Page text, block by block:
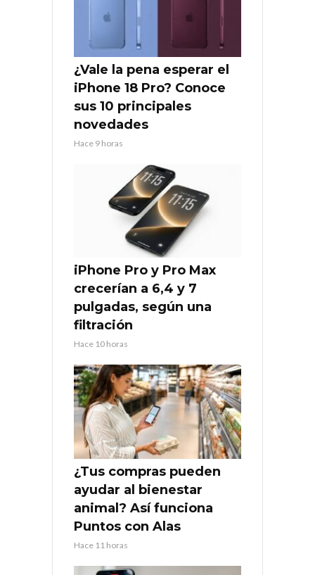
¿Vale la pena esperar el
iPhone 18 Pro? Conoce
sus 10 principales
novedades
Hace 9 horas
iPhone Pro y Pro Max
crecerían a 6,4 y 7
pulgadas, según una
filtración
Hace 10 horas
¿Tus compras pueden
ayudar al bienestar
animal? Así funciona
Puntos con Alas
Hace 11 horas